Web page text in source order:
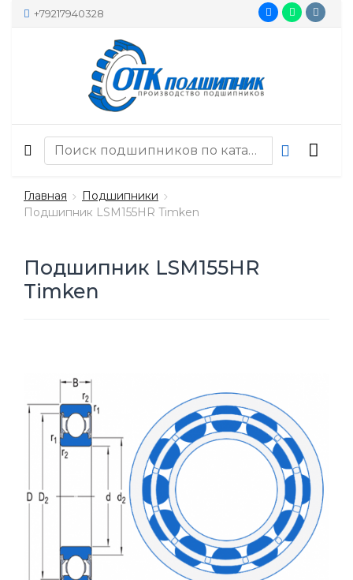
+79217940328
Главная
Подшипники
Подшипник LSM155HR Timken
Подшипник LSM155HR
Timken